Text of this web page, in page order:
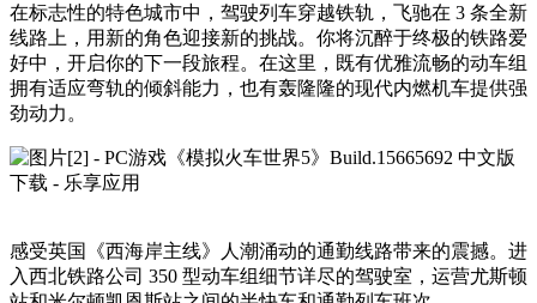
在标志性的特色城市中，驾驶列车穿越铁轨，飞驰在 3 条全新
线路上，用新的角色迎接新的挑战。你将沉醉于终极的铁路爱
好中，开启你的下一段旅程。在这里，既有优雅流畅的动车组
拥有适应弯轨的倾斜能力，也有轰隆隆的现代内燃机车提供强
劲动力。
感受英国《西海岸主线》人潮涌动的通勤线路带来的震撼。进
入西北铁路公司 350 型动车组细节详尽的驾驶室，运营尤斯顿